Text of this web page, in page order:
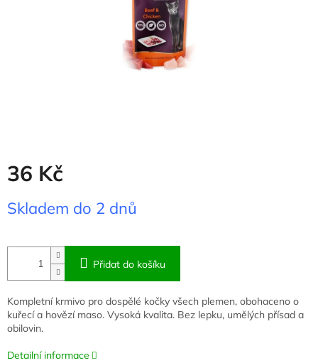
36 Kč
cena:
Skladem do 2 dnů
Přidat do košíku
Kompletní krmivo pro dospělé kočky všech plemen, obohaceno o
kuřecí a hovězí maso. Vysoká kvalita. Bez lepku, umělých přísad a
obilovin.
Detailní informace